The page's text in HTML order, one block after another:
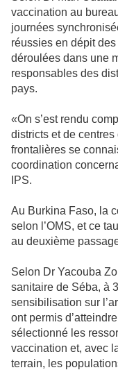
vaccination au
journées
réussies en dépit
déroulées dans une
responsables des
pays.
«On s’est rendu
districts et de
frontalières se
coordination
IPS.
Au Burkina Faso, la
selon l’OMS, et ce
au deuxième
Selon Dr Yacouba
sanitaire de Séba, à
sensibilisation sur
ont permis
sélectionné les
vaccination et, avec
terrain, les